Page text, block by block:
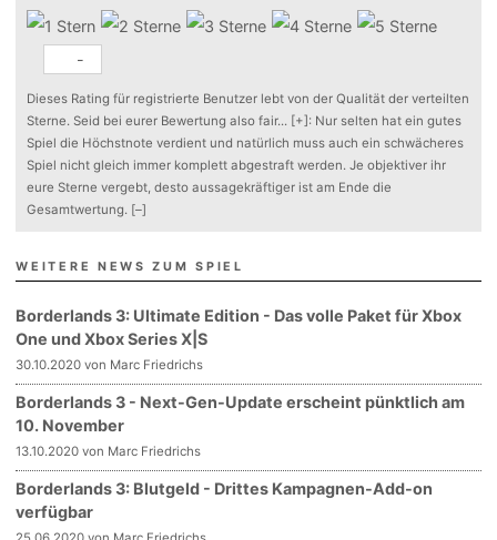
-
Dieses Rating für registrierte Benutzer lebt von der Qualität der verteilten
Sterne. Seid bei eurer Bewertung also fair... [+]: Nur selten hat ein gutes
Spiel die Höchstnote verdient und natürlich muss auch ein schwächeres
Spiel nicht gleich immer komplett abgestraft werden. Je objektiver ihr
eure Sterne vergebt, desto aussagekräftiger ist am Ende die
Gesamtwertung. [–]
WEITERE NEWS ZUM SPIEL
Borderlands 3: Ultimate Edition - Das volle Paket für Xbox
One und Xbox Series X|S
30.10.2020 von Marc Friedrichs
Borderlands 3 - Next-Gen-Update erscheint pünktlich am
10. November
13.10.2020 von Marc Friedrichs
Borderlands 3: Blutgeld - Drittes Kampagnen-Add-on
verfügbar